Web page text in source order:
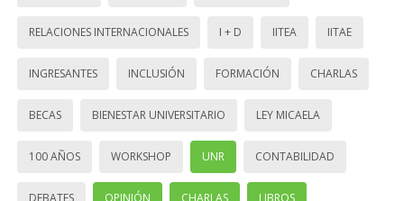
RELACIONES INTERNACIONALES I + D IITEA IITAE
INGRESANTES INCLUSIÓN FORMACIÓN CHARLAS
BECAS BIENESTAR UNIVERSITARIO LEY MICAELA
100 AÑOS WORKSHOP UNR CONTABILIDAD